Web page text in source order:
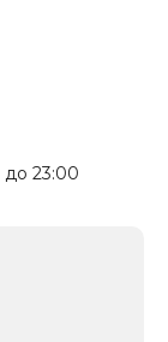
до 23:00